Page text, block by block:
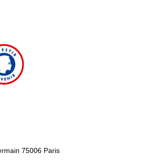
75006 Paris